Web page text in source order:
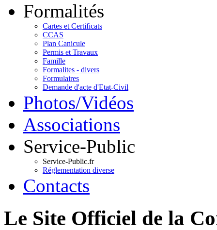
Formalités
Cartes et Certificats
CCAS
Plan Canicule
Permis et Travaux
Famille
Formalites - divers
Formulaires
Demande d'acte d'Etat-Civil
Photos/Vidéos
Associations
Service-Public
Service-Public.fr
Réglementation diverse
Contacts
Le Site Officiel de la